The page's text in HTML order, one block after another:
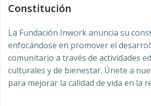
Constitución
La Fundación Inwork anuncia su
enfocándose en promover el
comunitario a través de actividades
culturales y de bienestar. Únete a
para mejorar la calidad de vida en la